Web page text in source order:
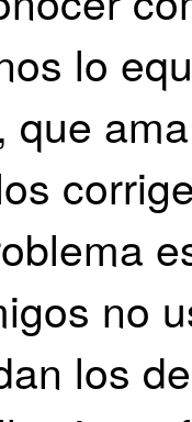
lo
que
no
los